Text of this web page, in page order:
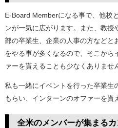
E-Board Memberになる事で、他校
ンが一気に広がります。また、教授
部の卒業生、企業の人事の方などと
をやる事が多くなるので、そこから
ァーを貰えることも少なくありませ
私も一緒にイベントを行った卒業生
もらい、インターンのオファーを貰
全米のメンバーが集まる